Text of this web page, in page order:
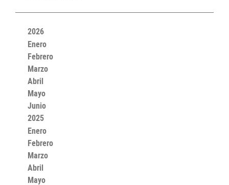
2026
Enero
Febrero
Marzo
Abril
Mayo
Junio
2025
Enero
Febrero
Marzo
Abril
Mayo